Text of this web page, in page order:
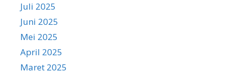
Juli 2025
Juni 2025
Mei 2025
April 2025
Maret 2025